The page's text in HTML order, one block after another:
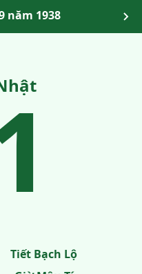
năm 1938
Tiết Bạch Lộ